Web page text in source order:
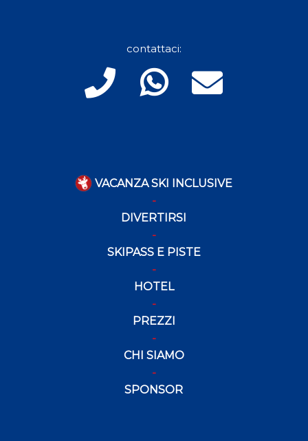
contattaci:
VACANZA SKI INCLUSIVE
DIVERTIRSI
SKIPASS E PISTE
HOTEL
PREZZI
CHI SIAMO
SPONSOR